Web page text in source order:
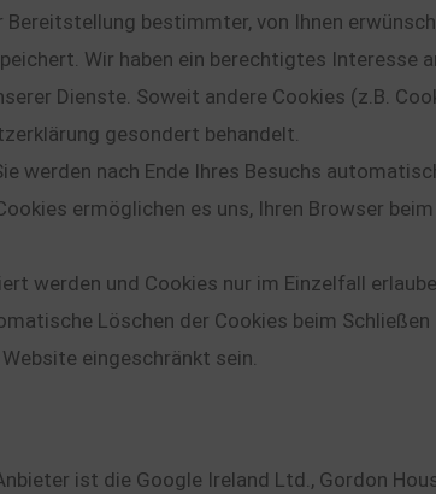
bestimmter, von Ihnen
Wir haben ein berechtigtes Interesse
Dienste. Soweit andere Cookies (z.B.
gesondert behandelt.
werden nach Ende Ihres Besuchs
ermöglichen es uns, Ihren Browser
werden und Cookies nur im Einzelfall
Löschen der Cookies beim Schließen
eingeschränkt sein.
ist die Google Ireland Ltd., Gordon